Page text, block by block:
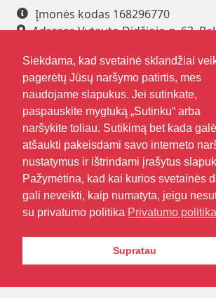
Įmonės kodas 168296770
Adresas Vytauto Didžiojo g. 63,
El. paštaspakrsjc@gmail.com
Sekite mus
Kontaktai
Apie mus
© Visos teisės saugomos Pakruojo
jaunimo švietimo
Siekdama, kad svetainė sklandžiai
pagerėtų Jūsų naršymo patirtis, mes
naudojame slapukus. Jei sutinkate,
paspauskite mygtuką „Sutinku“ arba
naršykite toliau. Sutikimą bet kada
atšaukti pakeisdami savo interneto
nustatymus ir ištrindami įrašytus
Pažymėtina, kad kai kurios svetainės
gali neveikti, kaip numatyta, jeigu
su privatumo politika Privatumo politika
Supratau